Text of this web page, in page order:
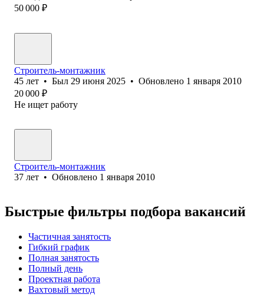
50 000 ₽
Строитель-монтажник
45 лет • Был 29 июня 2025 • Обновлено 1 января 2010
20 000 ₽
Не ищет работу
Строитель-монтажник
37 лет • Обновлено 1 января 2010
Быстрые фильтры подбора вакансий
Частичная занятость
Гибкий график
Полная занятость
Полный день
Проектная работа
Вахтовый метод